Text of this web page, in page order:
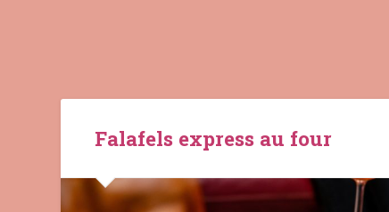
Falafels express au four